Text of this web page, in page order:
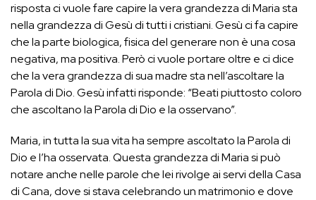
risposta ci vuole fare capire la vera grandezza di Maria sta
nella grandezza di Gesù di tutti i cristiani. Gesù ci fa capire
che la parte biologica, fisica del generare non è una cosa
negativa, ma positiva. Però ci vuole portare oltre e ci dice
che la vera grandezza di sua madre sta nell’ascoltare la
Parola di Dio. Gesù infatti risponde: “Beati piuttosto coloro
che ascoltano la Parola di Dio e la osservano”.
Maria, in tutta la sua vita ha sempre ascoltato la Parola di
Dio e l’ha osservata. Questa grandezza di Maria si può
notare anche nelle parole che lei rivolge ai servi della Casa
di Cana, dove si stava celebrando un matrimonio e dove